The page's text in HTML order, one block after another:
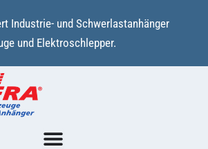
Industrie- und Schwerlastanhänger
und Elektroschlepper.